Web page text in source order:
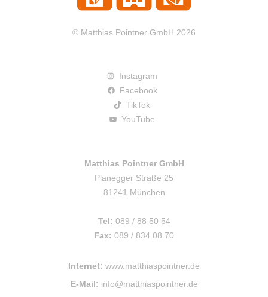
© Matthias Pointner GmbH 2026
Instagram
Facebook
TikTok
YouTube
Matthias Pointner GmbH
Planegger Straße 25
81241 München
Tel: 089 / 88 50 54
Fax: 089 / 834 08 70
Internet: www.matthiaspointner.de
E-Mail: info@matthiaspointner.de